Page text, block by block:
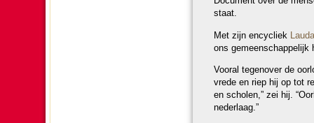
staat.
Met zijn en­cy­cliek
ons gemeen­schap­pe­lijk
Vooral tegen­over de
vrede en riep hij op tot
en scholen,” zei hij.
nederlaag.”